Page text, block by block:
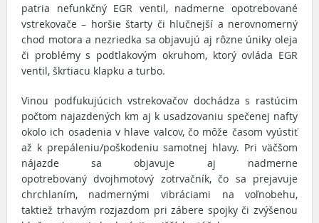
patria nefunkčný EGR ventil, nadmerne opotrebované
vstrekovače – horšie štarty či hlučnejší a nerovnomerný
chod motora a nezriedka sa objavujú aj rôzne úniky oleja
či problémy s podtlakovým okruhom, ktorý ovláda EGR
ventil, škrtiacu klapku a turbo.
Vinou podfukujúcich vstrekovačov dochádza s rastúcim
počtom najazdených km aj k usadzovaniu spečenej nafty
okolo ich osadenia v hlave valcov, čo môže časom vyústiť
až k prepáleniu/poškodeniu samotnej hlavy. Pri väčšom
nájazde sa objavuje aj nadmerne
opotrebovaný dvojhmotový zotrvačník, čo sa prejavuje
chrchlaním, nadmernými vibráciami na voľnobehu,
taktiež trhavým rozjazdom pri zábere spojky či zvýšenou